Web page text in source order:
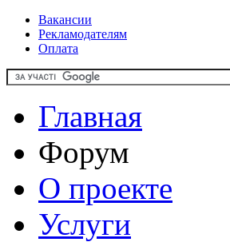
Вакансии
Рекламодателям
Оплата
Главная
Форум
О проекте
Услуги